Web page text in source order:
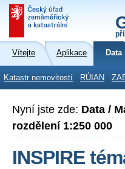
Vítejte Aplikace Data
Katastr nemovitostí RÚIAN
Nyní jste zde: Data /
rozdělení 1:250 000
INSPIRE